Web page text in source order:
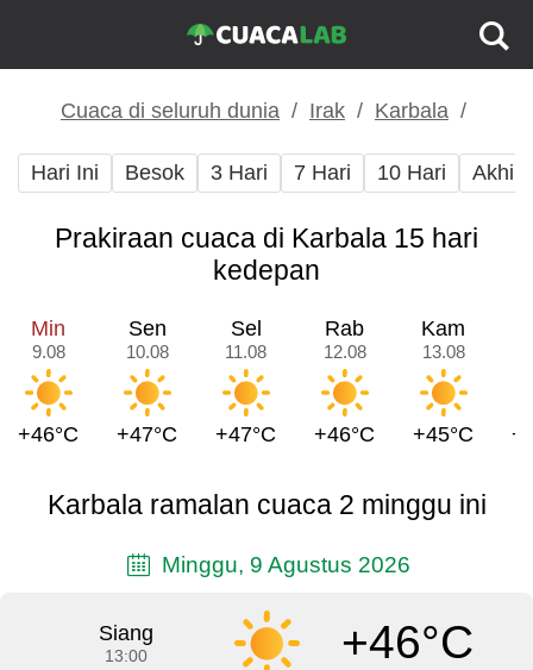
Cuaca di seluruh dunia Irak Karbala
Hari Ini Besok 3 Hari 7 Hari 10 Hari Akhir
Prakiraan cuaca di Karbala 15 hari
kedepan
Min
9.08
+46°C
Sen
10.08
+47°C
Sel
11.08
+47°C
Rab
12.08
+46°C
Kam
13.08
+45°C
Karbala ramalan cuaca 2 minggu ini
Minggu, 9 Agustus 2026
Siang
13:00 +46°C